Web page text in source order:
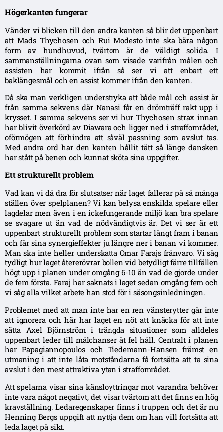
Högerkanten fungerar
Vänder vi blicken till den andra kanten så blir det uppenbart
att Mads Thychosen och Rui Modesto inte ska bära någon
form av hundhuvud, tvärtom är de väldigt solida. I
sammanställningarna ovan som visade varifrån målen och
assisten har kommit ifrån så ser vi att enbart ett
baklängesmål och en assist kommer ifrån den kanten.
Då ska man verkligen understryka att både mål och assist är
från samma sekvens där Nanasi får en drömträff rakt upp i
krysset. I samma sekvens ser vi hur Thychosen strax innan
har blivit överkörd av Diawara och ligger ned i straffområdet,
oförmögen att förhindra att såväl passning som avslut tas.
Med andra ord har den kanten hållit tätt så länge dansken
har stått på benen och kunnat sköta sina uppgifter.
Ett strukturellt problem
Vad kan vi då dra för slutsatser när laget fallerar på så många
ställen över spelplanen? Vi kan belysa enskilda spelare eller
lagdelar men även i en ickefungerande miljö kan bra spelare
se svagare ut än vad de nödvändigtvis är. Det vi ser är ett
uppenbart strukturellt problem som startar långt fram i banan
och får sina synergieffekter ju längre ner i banan vi kommer.
Man ska inte heller underskatta Omar Farajs frånvaro. Vi såg
tydligt hur laget återerövrar bollen vid betydligt färre tillfällen
högt upp i planen under omgång 6-10 än vad de gjorde under
de fem första. Faraj har saknats i laget sedan omgång fem och
vi såg alla vilket arbete han stod för i säsongsinledningen.
Problemet med att man inte har en ren vänsterytter går inte
att ignorera och här har laget en nöt att knäcka för att inte
sätta Axel Björnström i trängda situationer som alldeles
uppenbart leder till målchanser åt fel håll. Centralt i planen
har Papagiannopoulos och Tiedemann-Hansen främst en
utmaning i att inte låta motståndarna få fortsätta att ta sina
avslut i den mest attraktiva ytan i straffområdet.
Att spelarna visar sina känsloyttringar mot varandra behöver
inte vara något negativt, det visar tvärtom att det finns en hög
kravställning. Ledaregenskaper finns i truppen och det är nu
Henning Bergs uppgift att nyttja dem om han vill fortsätta att
leda laget på sikt.